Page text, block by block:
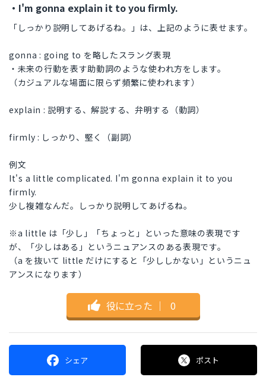
・I'm gonna explain it to you firmly.
「しっかり説明してあげるね。」は、上記のように表せます。
gonna : going to を略したスラング表現
・未来の行動を表す助動詞のような使われ方をします。
（カジュアルな場面に限らず頻繁に使われます）
explain : 説明する、解説する、弁明する（動詞）
firmly : しっかり、堅く（副詞）
例文
It's a little complicated. I'm gonna explain it to you
firmly.
少し複雑なんだ。しっかり説明してあげるね。
※a little は「少し」「ちょっと」といった意味の表現です
が、「少しはある」というニュアンスのある表現です。
（a を抜いて little だけにすると「少ししかない」というニュ
アンスになります）
役に立った ｜ 0
シェア ポスト